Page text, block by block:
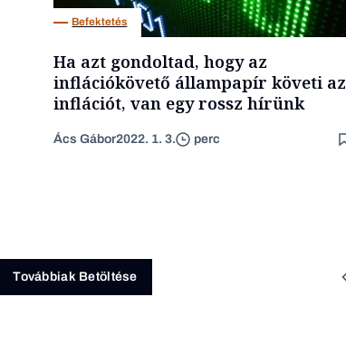
Befektetés
Ha azt gondoltad, hogy az
inflációkövető állampapír követi az
inflációt, van egy rossz hírünk
Ács Gábor2022. 1. 3. perc
Továbbiak Betöltése